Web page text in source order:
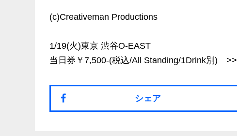
(c)Creativeman Productions
1/19(火)東京 渋谷O-EAST
当日券￥7,500-(税込/All Standing/1Drink別) >>
シェア